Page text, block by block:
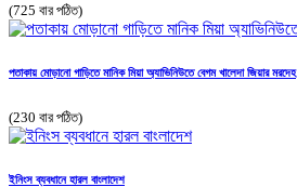
(725 বার পঠিত)
পতাকায় মোড়ানো গাড়িতে মানিক মিয়া অ্যাভিনিউতে বেগম খালেদা জিয়ার মরদেহ
(230 বার পঠিত)
ইনিংস ব্যবধানে হারল বাংলাদেশ